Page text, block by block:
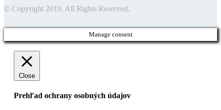
© Copyright 2019. All Rights Reserved.
Manage consent
Close
Prehľad ochrany osobných údajov